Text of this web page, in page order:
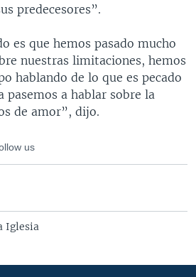
predecesores”.
es que hemos pasado mucho
nuestras limitaciones, hemos
hablando de lo que es pecado
pasemos a hablar sobre la
de amor”, dijo.
us
Iglesia